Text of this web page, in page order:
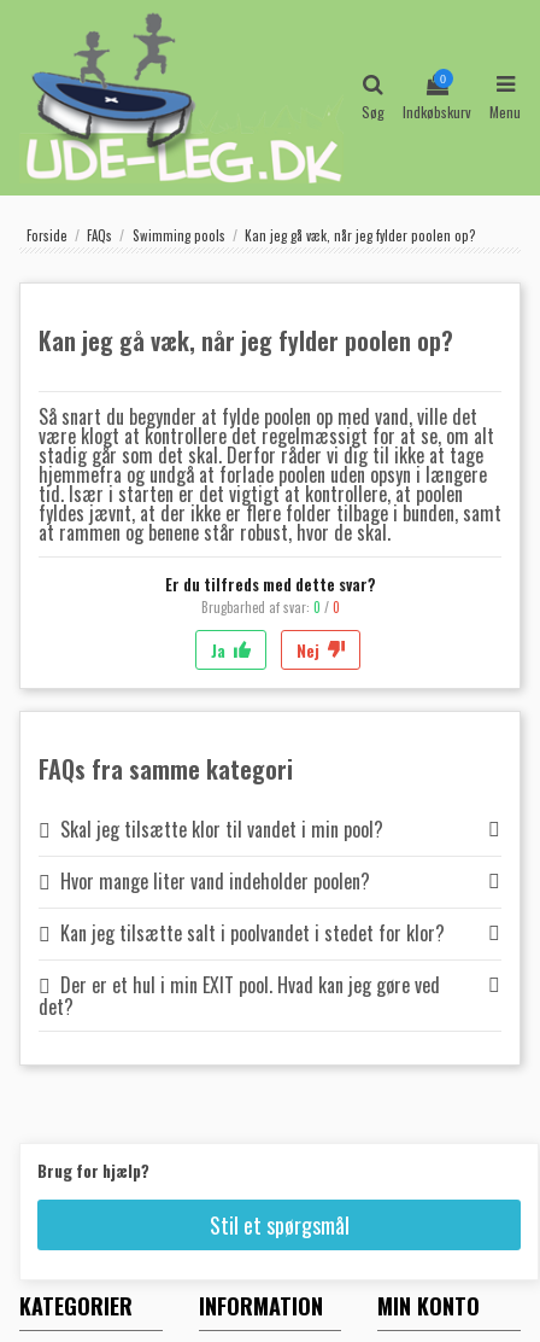
Søg
0
Indkøbskurv Menu
Forside FAQs Swimming pools Kan jeg gå væk, når jeg fylder poolen op?
Kan jeg gå væk, når jeg fylder poolen op?
Så snart du begynder at fylde poolen op med vand, ville det
være klogt at kontrollere det regelmæssigt for at se, om alt
stadig går som det skal. Derfor råder vi dig til ikke at tage
hjemmefra og undgå at forlade poolen uden opsyn i længere
tid. Især i starten er det vigtigt at kontrollere, at poolen
fyldes jævnt, at der ikke er flere folder tilbage i bunden, samt
at rammen og benene står robust, hvor de skal.
Er du tilfreds med dette svar?
Brugbarhed af svar: 0 /0
Ja Nej
FAQs fra samme kategori
Skal jeg tilsætte klor til vandet i min pool?
Hvor mange liter vand indeholder poolen?
Kan jeg tilsætte salt i poolvandet i stedet for klor?
Der er et hul i min EXIT pool. Hvad kan jeg gøre ved
det?
Brug for hjælp?
Stil et spørgsmål
KATEGORIER INFORMATION MIN KONTO